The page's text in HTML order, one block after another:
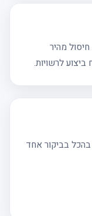
מהיר
לרשויות.
בהכל בביקור אחד